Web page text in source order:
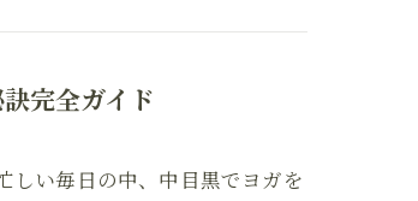
完全ガイド
しい毎日の中、中目黒でヨガを